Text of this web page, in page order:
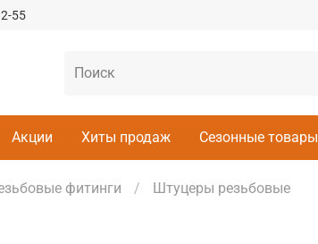
55
Акции Хиты продаж Сезонные товары
фитинги Штуцеры резьбовые